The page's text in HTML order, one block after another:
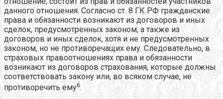
данного отношения. Согласно ст. 8 ГК РФ гражданские
права и обязанности возникают из договоров и иных
сделок, предусмотренных законом, а также из
договоров и иных сделок, хотя и не предусмотренных
законом, но не противоречащих ему. Следовательно, в
страховых правоотношениях права и обязанности
возникают из договоров страхования, которые должны
соответствовать закону или, во всяком случае, не
противоречить ему6.